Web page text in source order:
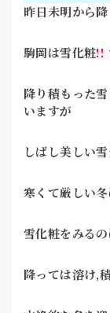
昨日未明から
駒岡は雪化粧!!
降り積もった
いますが
しばし美しい
寒くて厳しい
雪化粧をみる
降っては溶け,